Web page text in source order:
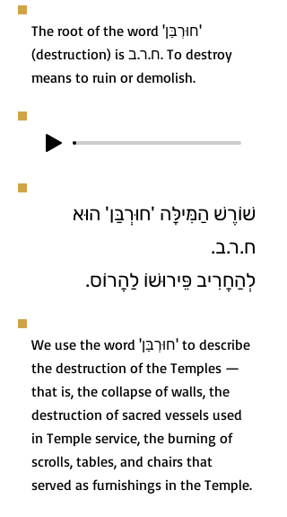
The root of the word 'חוּרְבַּן'
(destruction) is ח.ר.ב. To destroy
means to ruin or demolish.
שׁוֹרֶשׁ הַמִּילָּה 'חוּרְבַּן' הוּא
ח.ר.ב.
לְהַחֲרִיב פֵּירוּשׁוֹ לַהֲרוֹס.
We use the word 'חוּרְבַּן' to describe
the destruction of the Temples —
that is, the collapse of walls, the
destruction of sacred vessels used
in Temple service, the burning of
scrolls, tables, and chairs that
served as furnishings in the Temple.